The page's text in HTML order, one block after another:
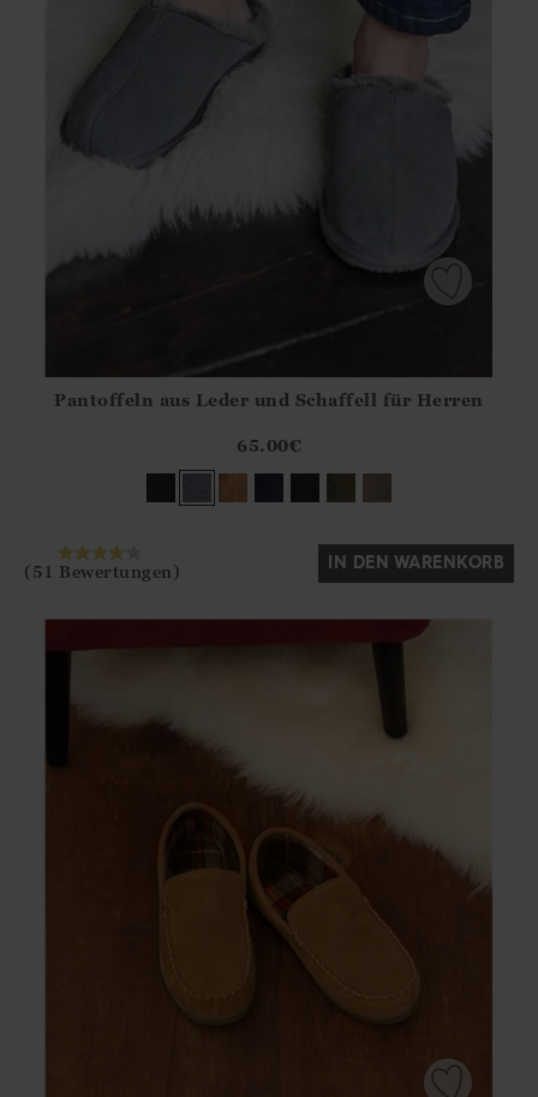
?? ""
Ja Nein
Pantoffeln aus Leder und Schaffell für Herren
65.00€
(51 Bewertungen) IN DEN WARENKORB